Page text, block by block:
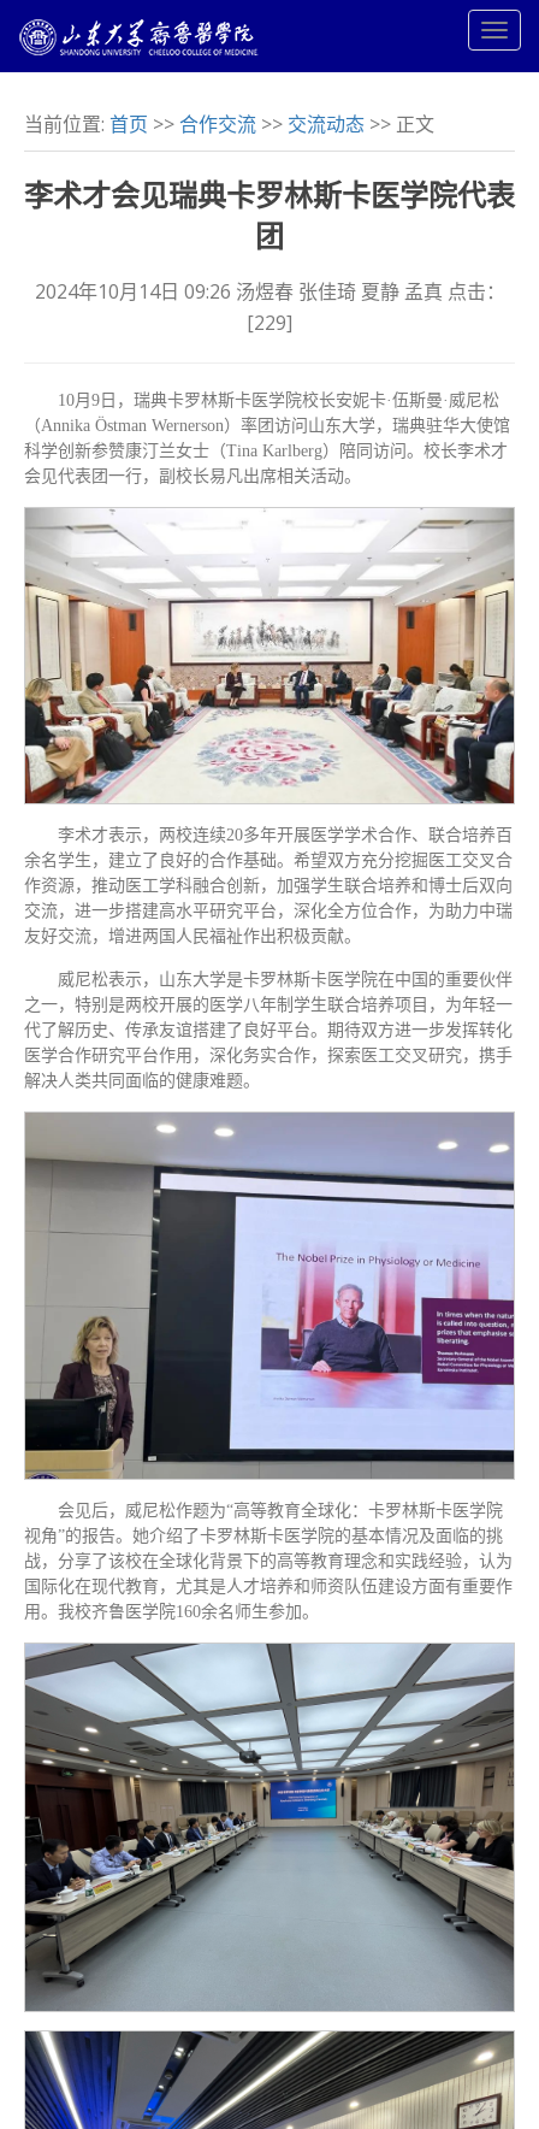
当前位置: 首页 >>合作交流 >> 交流动态 >> 正文
李术才会见瑞典卡罗林斯卡医学院代表
团
2024年10月14日 09:26 汤煜春 张佳琦 夏静 孟真 点击：
[229]
10月9日，瑞典卡罗林斯卡医学院校长安妮卡·伍斯曼·威尼松
（Annika Östman Wernerson）率团访问山东大学，瑞典驻华大使馆
科学创新参赞康汀兰女士（Tina Karlberg）陪同访问。校长李术才
会见代表团一行，副校长易凡出席相关活动。
李术才表示，两校连续20多年开展医学学术合作、联合培养百
余名学生，建立了良好的合作基础。希望双方充分挖掘医工交叉合
作资源，推动医工学科融合创新，加强学生联合培养和博士后双向
交流，进一步搭建高水平研究平台，深化全方位合作，为助力中瑞
友好交流，增进两国人民福祉作出积极贡献。
威尼松表示，山东大学是卡罗林斯卡医学院在中国的重要伙伴
之一，特别是两校开展的医学八年制学生联合培养项目，为年轻一
代了解历史、传承友谊搭建了良好平台。期待双方进一步发挥转化
医学合作研究平台作用，深化务实合作，探索医工交叉研究，携手
解决人类共同面临的健康难题。
会见后，威尼松作题为“高等教育全球化：卡罗林斯卡医学院
视角”的报告。她介绍了卡罗林斯卡医学院的基本情况及面临的挑
战，分享了该校在全球化背景下的高等教育理念和实践经验，认为
国际化在现代教育，尤其是人才培养和师资队伍建设方面有重要作
用。我校齐鲁医学院160余名师生参加。